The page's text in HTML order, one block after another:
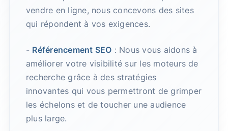
vendre en ligne, nous concevons des sites
qui répondent à vos exigences.
- Référencement SEO : Nous vous aidons à
améliorer votre visibilité sur les moteurs de
recherche grâce à des stratégies
innovantes qui vous permettront de grimper
les échelons et de toucher une audience
plus large.